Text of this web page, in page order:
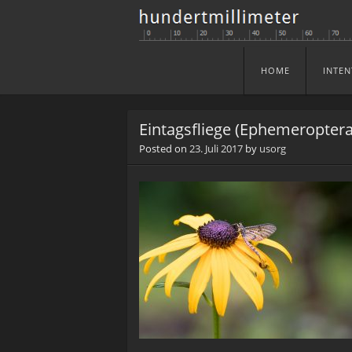
Menu
Skip to content
HOME
Eintagsfliege
Posted on 23. Juli 2017 by usorg